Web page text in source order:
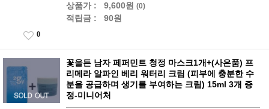
상품가 : 9,600원 (0)
적립금 : 90원
0
꽃을든 남자 페퍼민트 청정 마스크1개+(사은품) 프
리메라 알파인 베리 워터리 크림 (피부에 충분한 수
분을 공급하며 생기를 부여하는 크림) 15ml 3개 증
정-미니어처